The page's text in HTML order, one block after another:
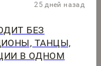
25 дней назад
БЕЗ
ТАНЦЫ,
В ОДНОМ